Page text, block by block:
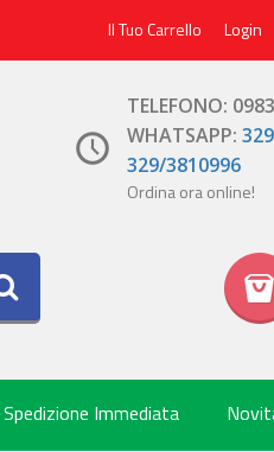
Il Tuo Carrello Login
TELEFONO:
WHATSAPP:
329/3810996
Ordina ora online!
Spedizione Immediata